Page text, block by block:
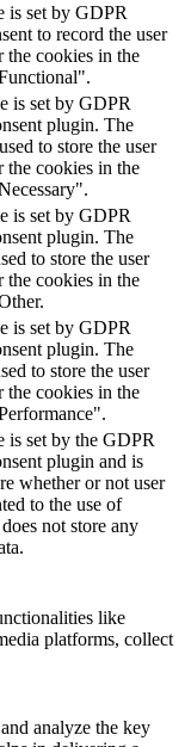
is set by GDPR
to record the user
the cookies in the
is set by GDPR
plugin. The
to store the user
the cookies in the
is set by GDPR
plugin. The
to store the user
the cookies in the
is set by GDPR
plugin. The
to store the user
the cookies in the
is set by the GDPR
plugin and is
whether or not user
to the use of
not store any
like
platforms, collect
analyze the key